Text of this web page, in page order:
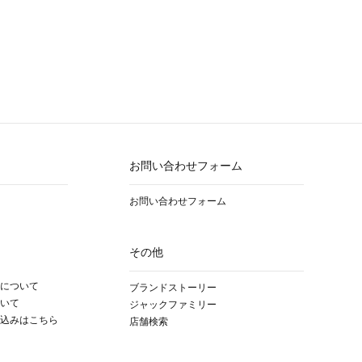
ついて
て
みはこちら
お問い合わせフォーム
お問い合わせフォーム
その他
ブランドストーリー
ジャックファミリー
店舗検索